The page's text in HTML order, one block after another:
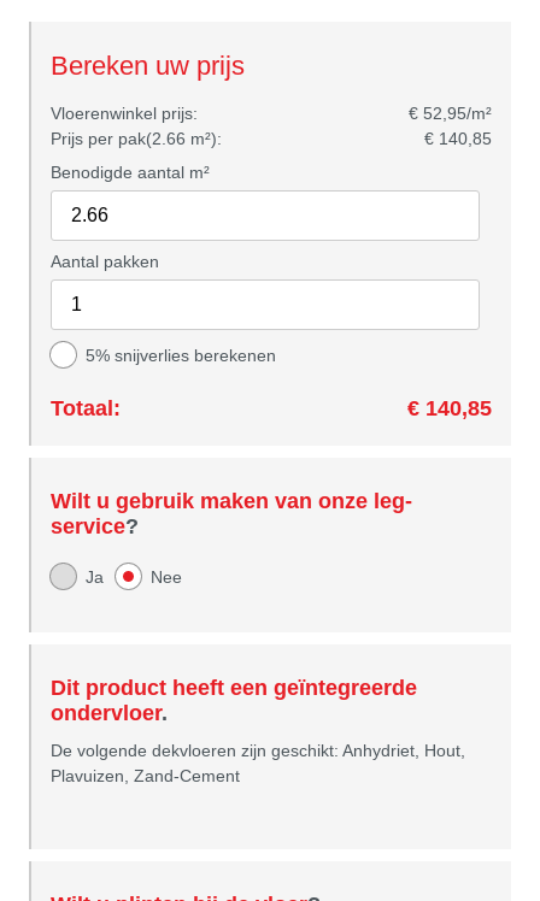
Bereken uw prijs
Vloerenwinkel prijs:
€ 52,95/m²
Prijs per pak(2.66 m²):
€ 140,85
Benodigde aantal m²
Aantal pakken
5% snijverlies berekenen
Totaal: € 140,85
Wilt u gebruik maken van onze leg-
service?
Ja Nee
Dit product heeft een geïntegreerde
ondervloer.
De volgende dekvloeren zijn geschikt: Anhydriet, Hout,
Plavuizen, Zand-Cement